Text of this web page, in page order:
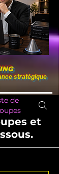
stratégique
de
et